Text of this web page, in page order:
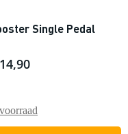
Single Pedal